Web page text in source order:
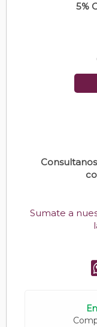
5%
Sumate a